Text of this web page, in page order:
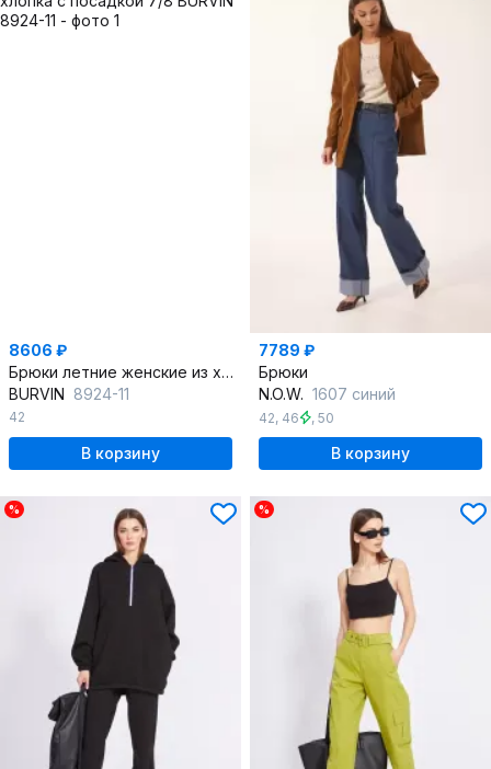
8606 ₽
Брюки летние женские из хлопка с посадкой 7/8
BURVIN 8924-11
42
В корзину
7789 ₽
Брюки
N.O.W. 1607 синий
42, 46 , 50
В корзину
% %